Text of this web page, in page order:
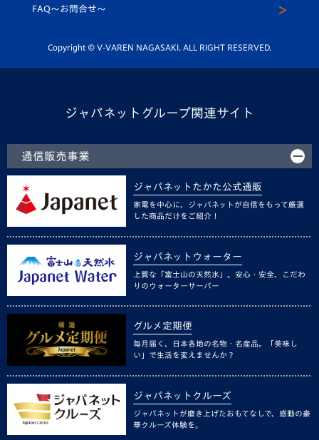
平和祈念活動
ホームタウン活動
スクール
FAQ〜お問合せ〜
Copyright © V-VAREN NAGASAKI. ALL RIGHT RESERVED.
ジャパネットグループ関連サイト
通信販売事業
ジャパネットたかた公式通販
家電を中心に、ジャパネットが自信をもって厳選
した商品だけをご紹介！
ジャパネットウォーター
上質な「富士山の天然水」。安心・安全、こだわ
りのウォーターサーバー
グルメ定期便
毎月届く、日本各地の名物・名産品。「美味し
い」で生活を変えませんか？
ジャパネットクルーズ
ジャパネットが磨き上げたおもてなしで、感動の豪
華クルーズ体験を。